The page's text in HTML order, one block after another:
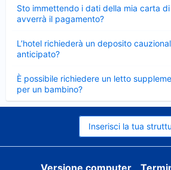
Sto immettendo i dati della mia carta
avverrà il pagamento?
chiuso
L’hotel richiederà un deposito
anticipato?
chiuso
È possibile richiedere un letto
per un bambino?
Elemento
chiuso
Inserisci la tua
Versione computer